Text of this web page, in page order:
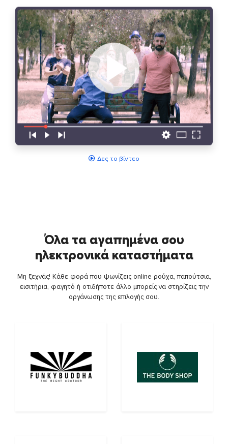
Δες το βίντεο
Όλα τα αγαπημένα σου
ηλεκτρονικά καταστήματα
Μη ξεχνάς! Κάθε φορά που ψωνίζεις online ρούχα, παπούτσια,
εισιτήρια, φαγητό ή οτιδήποτε άλλο μπορείς να στηρίζεις την
οργάνωσης της επιλογής σου.